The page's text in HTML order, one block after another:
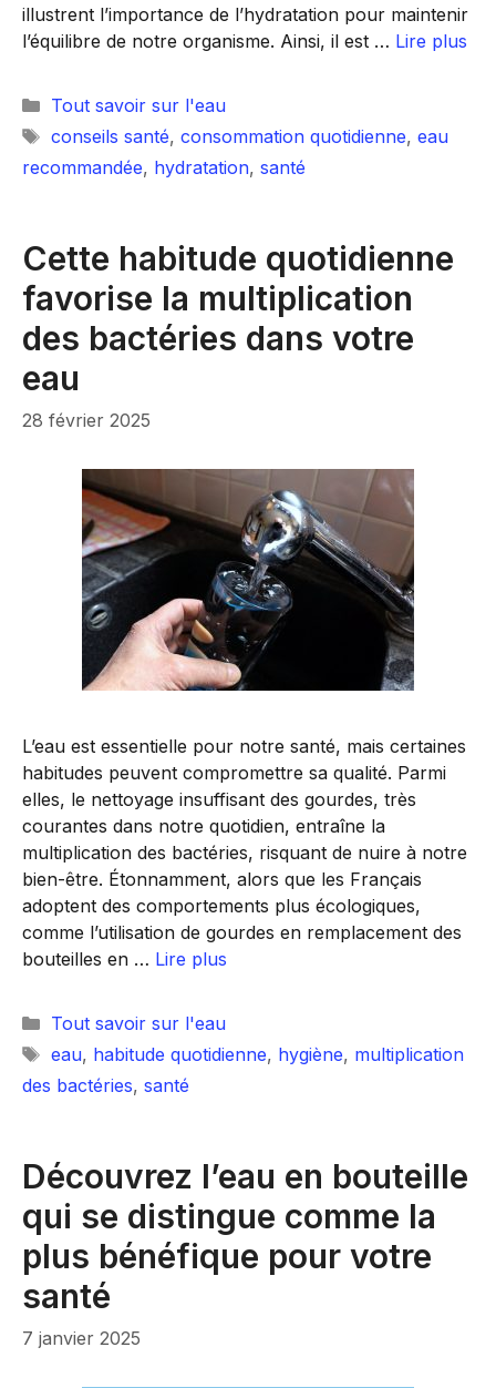
illustrent l’importance de l’hydratation pour maintenir
l’équilibre de notre organisme. Ainsi, il est … Lire plus
Catégories
Tout savoir sur l'eau
Étiquettes
conseils santé, consommation quotidienne, eau
recommandée, hydratation, santé
Cette habitude quotidienne
favorise la multiplication
des bactéries dans votre
eau
28 février 2025
L’eau est essentielle pour notre santé, mais certaines
habitudes peuvent compromettre sa qualité. Parmi
elles, le nettoyage insuffisant des gourdes, très
courantes dans notre quotidien, entraîne la
multiplication des bactéries, risquant de nuire à notre
bien-être. Étonnamment, alors que les Français
adoptent des comportements plus écologiques,
comme l’utilisation de gourdes en remplacement des
bouteilles en … Lire plus
Catégories
Tout savoir sur l'eau
Étiquettes
eau, habitude quotidienne, hygiène, multiplication
des bactéries, santé
Découvrez l’eau en bouteille
qui se distingue comme la
plus bénéfique pour votre
santé
7 janvier 2025